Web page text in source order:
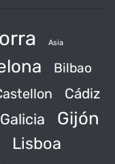
Asia
Bilbao
Cádiz
Galicia Gijón
Lisboa